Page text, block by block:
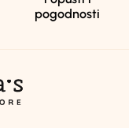
pogodnosti